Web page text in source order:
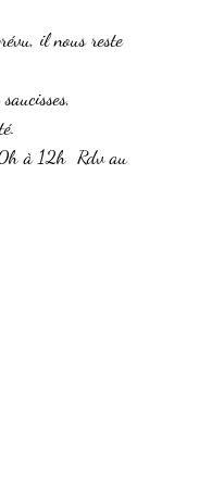
il nous reste
à 12h  Rdv au